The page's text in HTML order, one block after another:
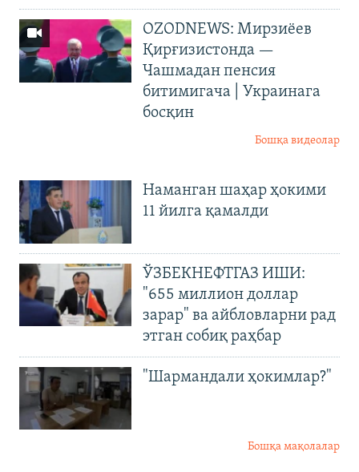
OZODNEWS: Мирзиёев
Қирғизистонда —
Чашмадан пенсия
битимигача | Украинага
босқин
Бошқа видеолар
Наманган шаҳар ҳокими
11 йилга қамалди
ЎЗБЕКНЕФТГАЗ ИШИ:
"655 миллион доллар
зарар" ва айбловларни рад
этган собиқ раҳбар
"Шармандали ҳокимлар?"
Бошқа мақолалар